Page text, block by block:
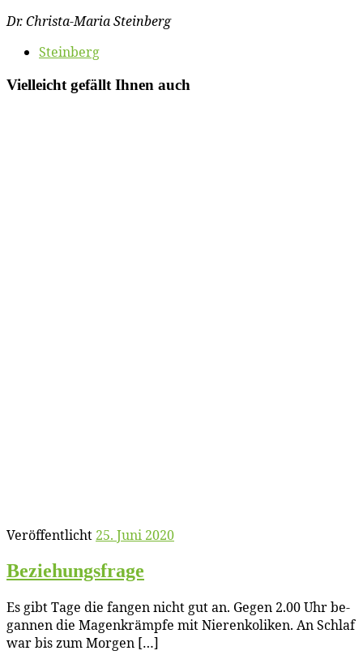
Dr. Chris­ta-Ma­ria Steinberg
Steinberg
Vielleicht gefällt Ihnen auch
Veröffentlicht 25. Juni 2020
Be­zie­hungs­fra­ge
Es gibt Ta­ge die fan­gen nicht gut an. Ge­gen 2.00 Uhr be­
gan­nen die Ma­gen­krämp­fe mit Nie­ren­ko­li­ken. An Schlaf
war bis zum Morgen […]